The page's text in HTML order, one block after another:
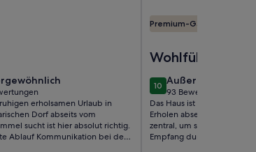
erholsamen Urlaub in
Dorf abseits vom
sucht ist hier absolut richtig.
Ablauf Kommunikation bei der
Premium-Gastgeber
Wohlfühlfaktor
1010 von 10
Außergewöhnlich
außergewöhnlich
93 Bewertungen
(93
bewertungen)
Das Haus ist genial zum
Erholen abseits vom
zentral, um schöne Touren
Empfang durch unsere